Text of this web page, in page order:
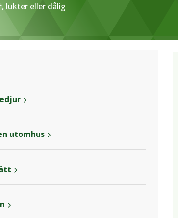
lukter eller dålig
utomhus